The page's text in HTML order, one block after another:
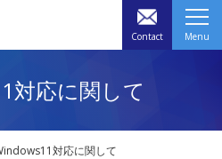
Contact Menu
対応に関して
対応に関して